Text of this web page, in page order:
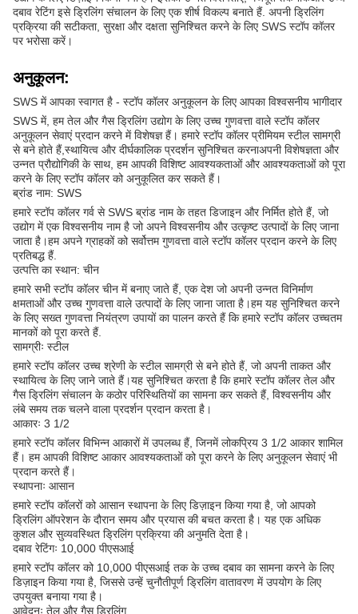
दबाव रेटिंग इसे ड्रिलिंग संचालन के लिए एक शीर्ष विकल्प बनाते हैं. अपनी ड्रिलिंग
प्रक्रिया की सटीकता, सुरक्षा और दक्षता सुनिश्चित करने के लिए SWS स्टॉप कॉलर
पर भरोसा करें।
अनुकूलन:
SWS में आपका स्वागत है - स्टॉप कॉलर अनुकूलन के लिए आपका विश्वसनीय भागीदार
SWS में, हम तेल और गैस ड्रिलिंग उद्योग के लिए उच्च गुणवत्ता वाले स्टॉप कॉलर
अनुकूलन सेवाएं प्रदान करने में विशेषज्ञ हैं। हमारे स्टॉप कॉलर प्रीमियम स्टील सामग्री
से बने होते हैं,स्थायित्व और दीर्घकालिक प्रदर्शन सुनिश्चित करनाअपनी विशेषज्ञता और
उन्नत प्रौद्योगिकी के साथ, हम आपकी विशिष्ट आवश्यकताओं और आवश्यकताओं को पूरा
करने के लिए स्टॉप कॉलर को अनुकूलित कर सकते हैं।
ब्रांड नाम: SWS
हमारे स्टॉप कॉलर गर्व से SWS ब्रांड नाम के तहत डिजाइन और निर्मित होते हैं, जो
उद्योग में एक विश्वसनीय नाम है जो अपने विश्वसनीय और उत्कृष्ट उत्पादों के लिए जाना
जाता है।हम अपने ग्राहकों को सर्वोत्तम गुणवत्ता वाले स्टॉप कॉलर प्रदान करने के लिए
प्रतिबद्ध हैं.
उत्पत्ति का स्थान: चीन
हमारे सभी स्टॉप कॉलर चीन में बनाए जाते हैं, एक देश जो अपनी उन्नत विनिर्माण
क्षमताओं और उच्च गुणवत्ता वाले उत्पादों के लिए जाना जाता है।हम यह सुनिश्चित करने
के लिए सख्त गुणवत्ता नियंत्रण उपायों का पालन करते हैं कि हमारे स्टॉप कॉलर उच्चतम
मानकों को पूरा करते हैं.
सामग्रीः स्टील
हमारे स्टॉप कॉलर उच्च श्रेणी के स्टील सामग्री से बने होते हैं, जो अपनी ताकत और
स्थायित्व के लिए जाने जाते हैं।यह सुनिश्चित करता है कि हमारे स्टॉप कॉलर तेल और
गैस ड्रिलिंग संचालन के कठोर परिस्थितियों का सामना कर सकते हैं, विश्वसनीय और
लंबे समय तक चलने वाला प्रदर्शन प्रदान करता है।
आकारः 3 1/2
हमारे स्टॉप कॉलर विभिन्न आकारों में उपलब्ध हैं, जिनमें लोकप्रिय 3 1/2 आकार शामिल
हैं। हम आपकी विशिष्ट आकार आवश्यकताओं को पूरा करने के लिए अनुकूलन सेवाएं भी
प्रदान करते हैं।
स्थापनाः आसान
हमारे स्टॉप कॉलरों को आसान स्थापना के लिए डिज़ाइन किया गया है, जो आपको
ड्रिलिंग ऑपरेशन के दौरान समय और प्रयास की बचत करता है। यह एक अधिक
कुशल और सुव्यवस्थित ड्रिलिंग प्रक्रिया की अनुमति देता है।
दबाव रेटिंगः 10,000 पीएसआई
हमारे स्टॉप कॉलर को 10,000 पीएसआई तक के उच्च दबाव का सामना करने के लिए
डिज़ाइन किया गया है, जिससे उन्हें चुनौतीपूर्ण ड्रिलिंग वातावरण में उपयोग के लिए
उपयुक्त बनाया गया है।
आवेदनः तेल और गैस ड्रिलिंग